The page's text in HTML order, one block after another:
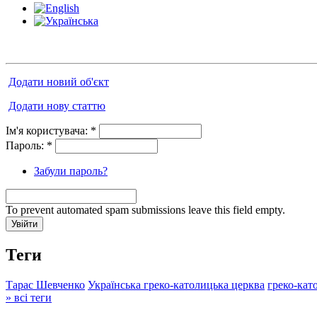
Додати новий об'єкт
Додати нову статтю
Ім'я користувача: *
Пароль: *
Забули пароль?
To prevent automated spam submissions leave this field empty.
Теги
Тарас Шевченко Українська греко-католицька церква греко-
» всі теги